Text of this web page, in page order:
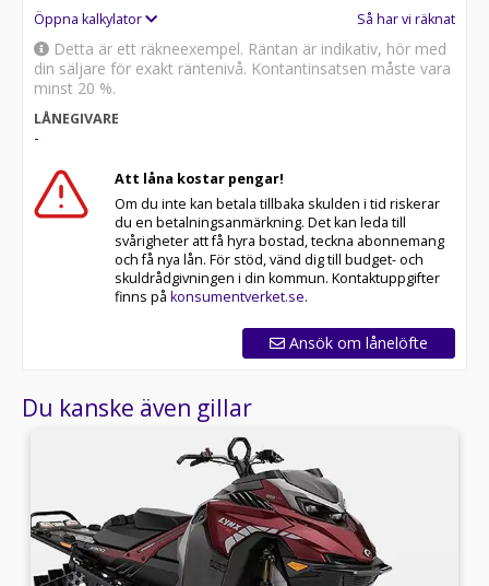
Öppna kalkylator Så har vi räknat
Detta är ett räkneexempel. Räntan är indikativ, hör med
din säljare för exakt räntenivå. Kontantinsatsen måste vara
minst 20 %.
LÅNEGIVARE
-
Att låna kostar pengar!
Om du inte kan betala tillbaka skulden i tid riskerar
du en betalningsanmärkning. Det kan leda till
svårigheter att få hyra bostad, teckna abonnemang
och få nya lån. För stöd, vänd dig till budget- och
skuldrådgivningen i din kommun. Kontaktuppgifter
finns på konsumentverket.se.
Ansök om lånelöfte
Du kanske även gillar